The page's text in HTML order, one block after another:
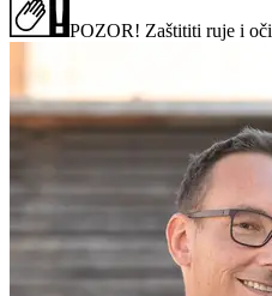
POZOR! Zaštititi ruje i oči